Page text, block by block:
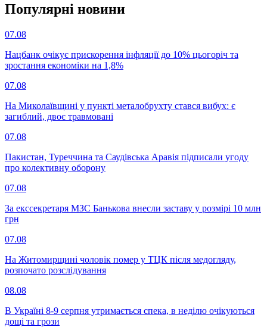
Популярнi новини
07.08
Нацбанк очікує прискорення інфляції до 10% цьогоріч та
зростання економіки на 1,8%
07.08
На Миколаївщині у пункті металобрухту стався вибух: є
загиблий, двоє травмовані
07.08
Пакистан, Туреччина та Саудівська Аравія підписали угоду
про колективну оборону
07.08
За екссекретаря МЗС Банькова внесли заставу у розмірі 10 млн
грн
07.08
На Житомирщині чоловік помер у ТЦК після медогляду,
розпочато розслідування
08.08
В Україні 8-9 серпня утримається спека, в неділю очікуються
дощі та грози